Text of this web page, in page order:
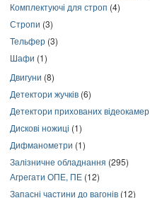
Комплектуючі для строп (4)
Стропи (3)
Тельфер (3)
Шафи (1)
Двигуни (8)
Детектори жучків (6)
Детектори прихованих відеокамер
Дискові ножиці (1)
Дифманометри (1)
Залізничне обладнання (295)
Агрегати ОПЕ, ПЕ (12)
Запасні частини до вагонів (12)